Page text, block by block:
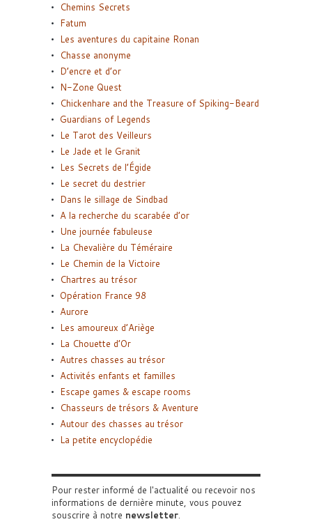
Chemins Secrets
Fatum
Les aventures du capitaine Ronan
Chasse anonyme
D’encre et d’or
N-Zone Quest
Chickenhare and the Treasure of Spiking-Beard
Guardians of Legends
Le Tarot des Veilleurs
Le Jade et le Granit
Les Secrets de l’Égide
Le secret du destrier
Dans le sillage de Sindbad
A la recherche du scarabée d’or
Une journée fabuleuse
La Chevalière du Téméraire
Le Chemin de la Victoire
Chartres au trésor
Opération France 98
Aurore
Les amoureux d’Ariège
La Chouette d’Or
Autres chasses au trésor
Activités enfants et familles
Escape games & escape rooms
Chasseurs de trésors & Aventure
Autour des chasses au trésor
La petite encyclopédie
Pour rester informé de l'actualité ou recevoir nos
informations de dernière minute, vous pouvez
souscrire à notre newsletter.